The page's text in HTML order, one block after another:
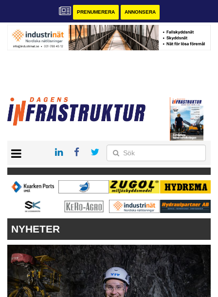
PRENUMERERA ANNONSERA
KONTAKT
VÅRA ANDRA MAGASIN
PRENUMERERA
NYHETER